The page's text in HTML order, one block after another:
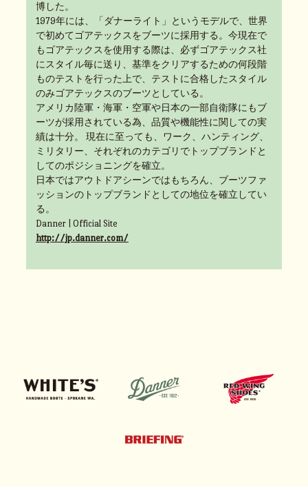
博した。
1979年には、「ダナーライト」というモデルで、世界
で初めてゴアテックスをブーツに採用する。今現在で
もゴアテックスを使用する際は、必ずゴアテックス社
にスタイル毎に送り、基準をクリアするための何段階
ものテストを行った上で、テストに合格したスタイル
のみゴアテックスのブーツとしている。
アメリカ陸軍・海軍・空軍や日本の一部自衛隊にもブ
ーツが採用されている為、品質や機能性に関しての実
績は十分。 現在に至っても、ワーク、ハンティング、
ミリタリー、それぞれのカテゴリでトップブランドと
してのポジショニングを確立。
日本ではアウトドアシーンではもちろん、ブーツファ
ッションのトップブランドとしての地位を確立してい
る。
Danner | Official Site
http://jp.danner.com/